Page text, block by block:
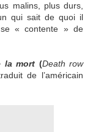
malins, plus durs,
qui sait de quoi il
« contente » de
la mort (Death row
de l’américain